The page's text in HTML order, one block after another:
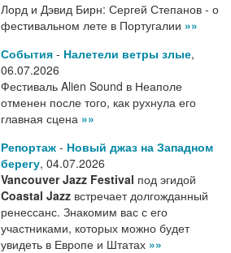
Лорд и Дэвид Бирн: Сергей Степанов - о
фестивальном лете в Португалии »»
События - Налетели ветры злые,
06.07.2026
Фестиваль Alien Sound в Неаполе
отменен после того, как рухнула его
главная сцена »»
Репортаж - Новый джаз на Западном
берегу, 04.07.2026
Vancouver Jazz Festival под эгидой
Coastal Jazz встречает долгожданный
ренессанс. Знакомим вас с его
участниками, которых можно будет
увидеть в Европе и Штатах »»